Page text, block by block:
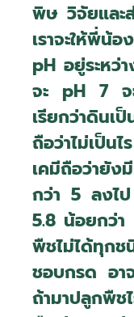
พิษ วิจัยและ
เราจะให้พี่
pH อยู่ระหว่
จะ pH 7 จ
เรียกว่าดินเ
ถือว่าไม่เป็น
เคมีถือว่ายั
กว่า 5 ลงไ
5.8 น้อยกว่า
พืชไม่ได้ทุกช
ชอบกรด อา
ถ้ามาปลูกพื